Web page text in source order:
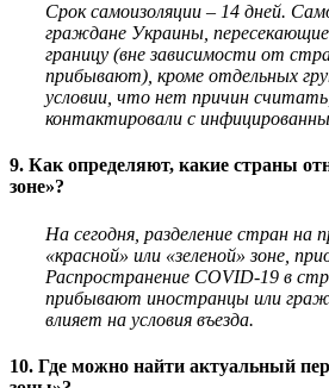
Срок самоизоляции – 14 дней.
граждане Украины,
границу (вне зависимости от
прибывают), кроме отдельных
условии, что нет причин
контактировали с
9. Как определяют, какие страны
зоне»?
На сегодня, разделение стран на
«красной» или «зеленой» зоне,
Распространение COVID-19 в
прибывают иностранцы или
влияет на условия въезда.
10. Где можно найти актуальный